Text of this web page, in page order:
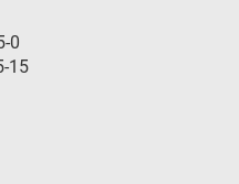
0
15